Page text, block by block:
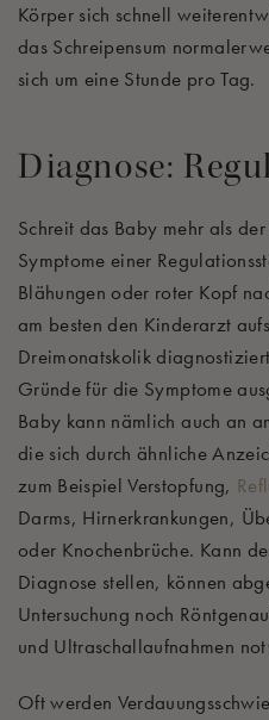
Körper sich schnell
das Schreipensum
sich um eine Stunde pro Tag.
Diagnose:
Schreit das Baby mehr als
Symptome einer
Blähungen oder roter Kopf
am besten den Kinderarzt
Dreimonatskolik
Gründe für die Symptome
Baby kann nämlich auch an
die sich durch ähnliche
zum Beispiel Verstopfung,
Darms, Hirnerkrankungen,
oder Knochenbrüche. Kann
Diagnose stellen, können
Untersuchung noch
und Ultraschallaufnahmen
Oft werden